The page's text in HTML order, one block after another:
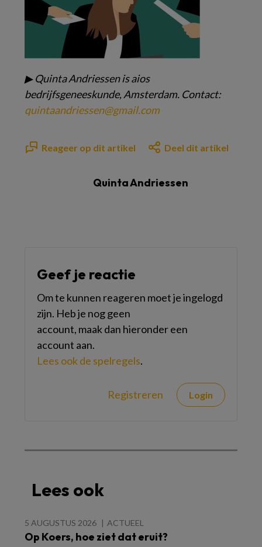
▶Quinta Andriessen isaios
bedrijfsgeneeskunde,Amsterdam. Contact:
quintaandriessen@gmail.com
Reageer op dit artikel Deel dit artikel
Quinta Andriessen
Geef je reactie
Om te kunnen reageren moet je ingelogd
zijn. Heb je nog geen
account, maak dan hieronder een
account aan.
Lees ook de spelregels.
Registreren Login
Lees ook
5 AUGUSTUS 2026 ACTUEEL
Op Koers, hoe ziet dat eruit?